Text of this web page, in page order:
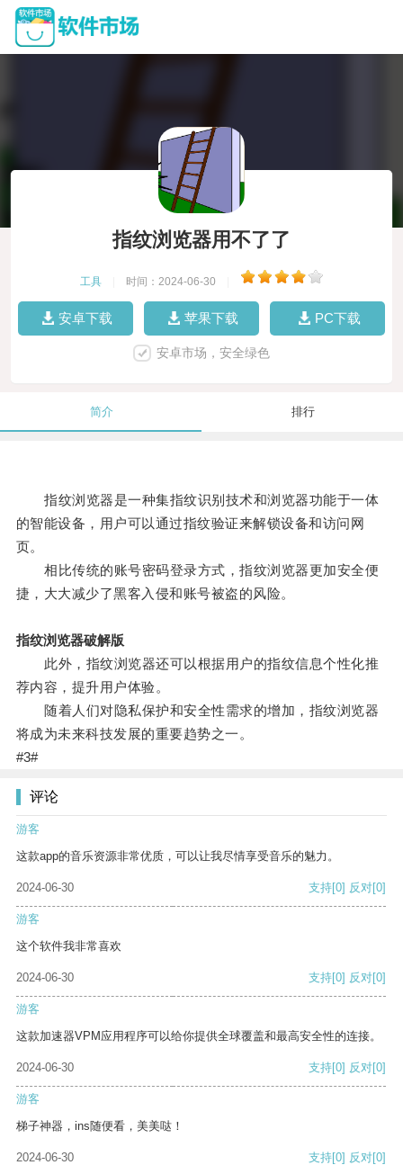
指纹浏览器用不了了
工具 时间：2024-06-30
安卓下载 苹果下载 PC下载
安卓市场，安全绿色
简介 排行
指纹浏览器是一种集指纹识别技术和浏览器功能于一体
的智能设备，用户可以通过指纹验证来解锁设备和访问网
页。
相比传统的账号密码登录方式，指纹浏览器更加安全便
捷，大大减少了黑客入侵和账号被盗的风险。
指纹浏览器破解版
此外，指纹浏览器还可以根据用户的指纹信息个性化推
荐内容，提升用户体验。
随着人们对隐私保护和安全性需求的增加，指纹浏览器
将成为未来科技发展的重要趋势之一。
#3#
评论
游客
这款app的音乐资源非常优质，可以让我尽情享受音乐的魅力。
2024-06-30 支持[0] 反对[0]
游客
这个软件我非常喜欢
2024-06-30 支持[0] 反对[0]
游客
这款加速器VPM应用程序可以给你提供全球覆盖和最高安全性的连接。
2024-06-30 支持[0] 反对[0]
游客
梯子神器，ins随便看，美美哒！
2024-06-30 支持[0] 反对[0]